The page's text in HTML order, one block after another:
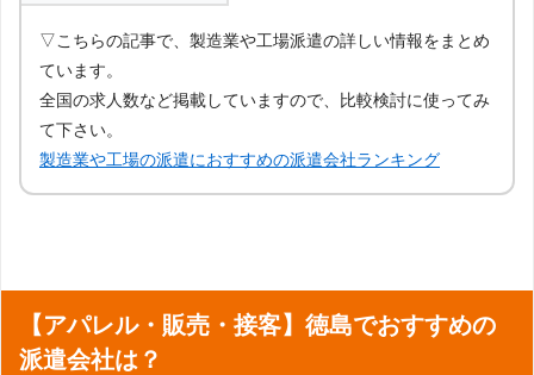
▽こちらの記事で、製造業や工場派遣の詳しい情報をまとめ
ています。
全国の求人数など掲載していますので、比較検討に使ってみ
て下さい。
製造業や工場の派遣におすすめの派遣会社ランキング
【アパレル・販売・接客】徳島でおすすめの
派遣会社は？